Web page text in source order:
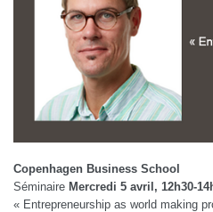
Copenhagen Business School
Séminaire Mercredi 5 avril, 12h30-
« Entrepreneurship as world making